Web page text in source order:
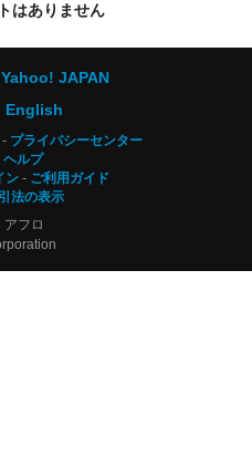
はありません
Yahoo! JAPAN
English
プライバシーセンター
ヘルプ
ン
ご利用ガイド
法の表示
アフロ